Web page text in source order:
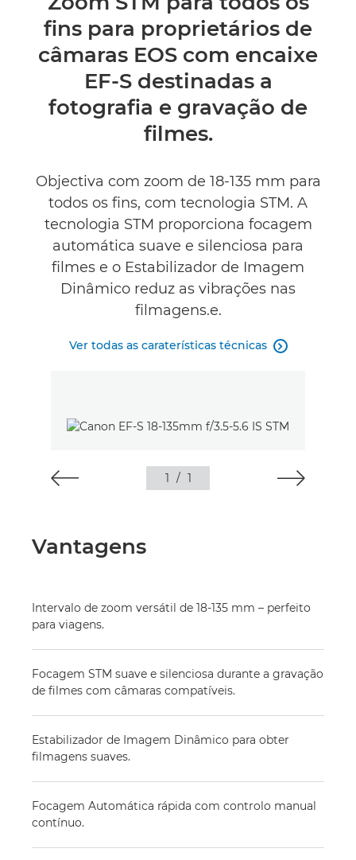
Caraterísticas técnicas
fins para proprietários de
câmaras EOS com encaixe
EF-S destinadas a
fotografia e gravação de
filmes.
Objectiva com zoom de 18-135 mm para
todos os fins, com tecnologia STM. A
tecnologia STM proporciona focagem
automática suave e silenciosa para
filmes e o Estabilizador de Imagem
Dinâmico reduz as vibrações nas
filmagens.e.
Ver todas as caraterísticas técnicas 
1 / 1
Vantagens
Intervalo de zoom versátil de 18-135 mm – perfeito
para viagens.
Focagem STM suave e silenciosa durante a gravação
de filmes com câmaras compatíveis.
Estabilizador de Imagem Dinâmico para obter
filmagens suaves.
Focagem Automática rápida com controlo manual
contínuo.